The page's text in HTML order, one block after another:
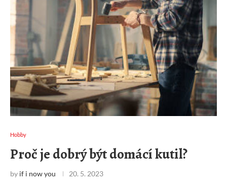
Hobby
Proč je dobrý být domácí kutil?
by if i now you 20. 5. 2023